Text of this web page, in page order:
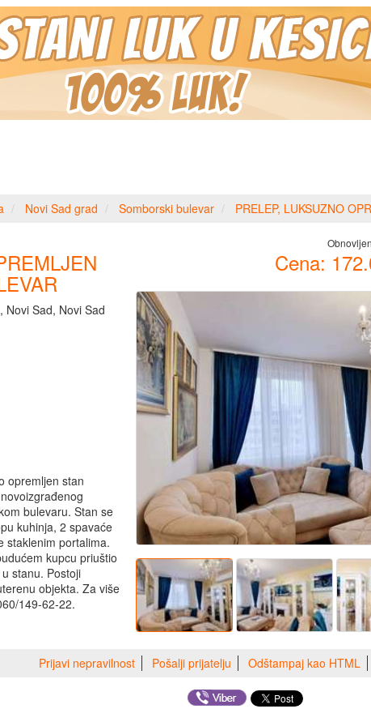
Novi Sad grad Somborski bulevar PRELEP, LUKSUZNO
Novi Sad, Novi Sad
opremljen stan
bulevaru. Stan se
kuhinja, 2 spavaće
staklenim portalima.
kupcu priuštio
stanu. Postoji
objekta. Za više
149-62-22.
Cena:
Prijavi nepravilnost Pošalji prijatelju Odštampaj kao HTML